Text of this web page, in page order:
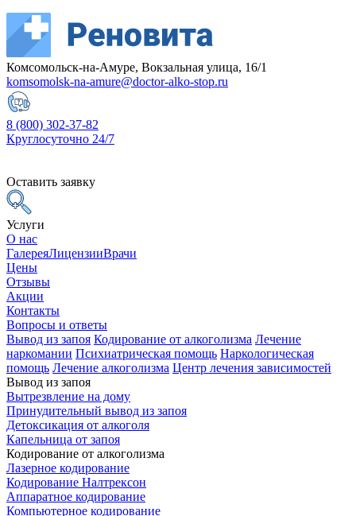
Комсомольск-на-Амуре, Вокзальная улица, 16/1
komsomolsk-na-amure@doctor-alko-stop.ru
8 (800) 302-37-82
Круглосуточно 24/7
Оставить заявку
Услуги
О нас
ГалереяЛицензииВрачи
Цены
Отзывы
Акции
Контакты
Вопросы и ответы
Вывод из запоя Кодирование от алкоголизма Лечение
наркомании Психиатрическая помощь Наркологическая
помощь Лечение алкоголизма Центр лечения зависимостей
Вывод из запоя
Вытрезвление на дому
Принудительный вывод из запоя
Детоксикация от алкоголя
Капельница от запоя
Кодирование от алкоголизма
Лазерное кодирование
Кодирование Налтрексон
Аппаратное кодирование
Компьютерное кодирование